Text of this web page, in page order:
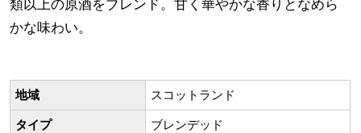
類以上の原酒をブレンド。甘く華やかな香りとなめら
かな味わい。
地域 スコットランド
タイプ ブレンデッド